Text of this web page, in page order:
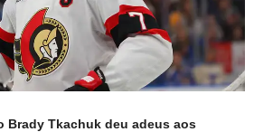
Brady Tkachuk deu adeus aos